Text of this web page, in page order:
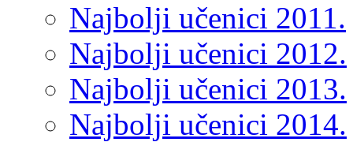
Najbolji učenici 2011.
Najbolji učenici 2012.
Najbolji učenici 2013.
Najbolji učenici 2014.